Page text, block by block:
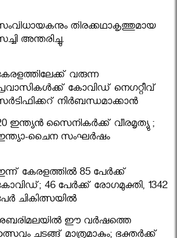
തിരക്കഥാകൃത്തുമായ
അന്തരിച്ചു.
വരുന്ന
കോവിഡ് നെഗറ്റീവ്
നിർബന്ധമാക്കാൻ
ഇന്ത്യൻ സൈനികർക്ക് വീരമൃത്യു ;
ചൈന സംഘർഷം
കേരളത്തിൽ 85 പേർക്ക്
46 പേർക്ക് രോഗമുക്തി, 1342
ചികിത്സയിൽ
ഈ വർഷത്തെ